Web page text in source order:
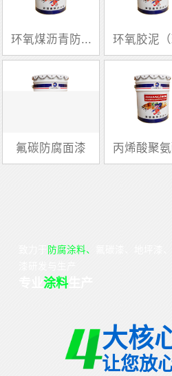
环氧煤沥青防... 环氧胶泥
氟碳防腐面漆 丙烯酸聚
防腐涂料、
涂料生产
大核
让您放